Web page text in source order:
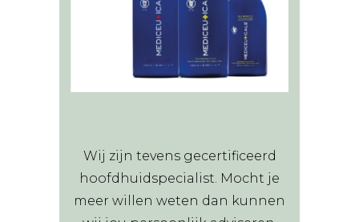
Wij zijn tevens gecertificeerd
hoofdhuidspecialist. Mocht je
meer willen weten dan kunnen